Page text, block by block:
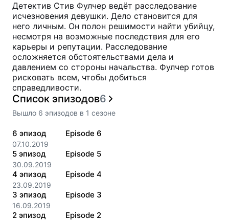
Детектив Стив Фулчер ведёт расследование
исчезновения девушки. Дело становится для
него личным. Он полон решимости найти убийцу,
несмотря на возможные последствия для его
карьеры и репутации. Расследование
осложняется обстоятельствами дела и
давлением со стороны начальства. Фулчер готов
рисковать всем, чтобы добиться
справедливости.
Список эпизодов6
Вышло 6 эпизодов в 1 сезоне
6 эпизод
07.10.2019
Episode 6
5 эпизод
30.09.2019
Episode 5
4 эпизод
23.09.2019
Episode 4
3 эпизод
16.09.2019
Episode 3
2 эпизод Episode 2